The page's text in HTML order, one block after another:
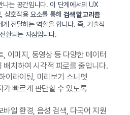
나는 공간입니다. 이 단계에서의 UX
상호작용 요소를 통해 검색 알고리즘
게 전달하는 역할을 합니다. 즉, 기술적
환되는 지점입니다.
이미지, 동영상 등 다양한 데이터
배치하여 시각적 피로를 줄입니다.
이라이팅, 미리보기 스니펫
빠르게 판단할 수 있도록
바일 환경, 음성 검색, 다국어 지원